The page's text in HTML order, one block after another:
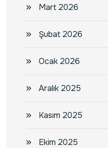
Mart 2026
Şubat 2026
Ocak 2026
Aralık 2025
Kasım 2025
Ekim 2025